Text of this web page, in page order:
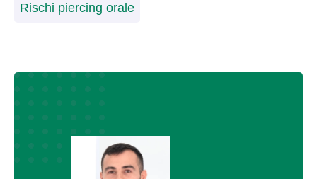
Rischi piercing orale